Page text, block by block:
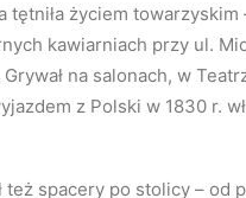
tętniła życiem
kawiarniach przy ul.
na salonach, w
z Polski w 1830 r.
też spacery po stolicy – od